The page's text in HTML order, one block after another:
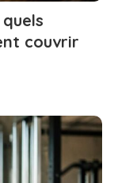
couvrir